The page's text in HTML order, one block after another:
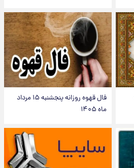
فال قهوه روزانه پنجشنبه ۱۵ مرداد
ماه ۱۴۰۵